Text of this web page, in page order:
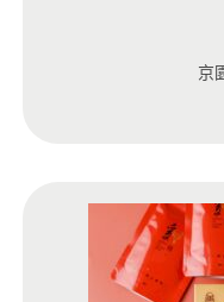
京